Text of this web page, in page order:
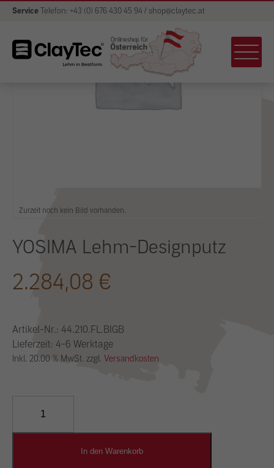
Service Telefon: +43 (0) 676 430 45 94 / shop@claytec.at
Zurzeit noch kein Bild vorhanden.
YOSIMA Lehm-Designputz
2.284,08 €
Artikel-Nr.: 44.210.FL.BIGB
Lieferzeit: 4-6 Werktage
Inkl. 20.00 % MwSt. zzgl. Versandkosten
Designputz
In den Warenkorb